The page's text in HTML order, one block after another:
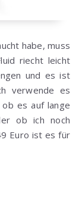
habe, muss
riecht leicht
und es ist
verwende es
es auf lange
ob ich noch
Euro ist es für